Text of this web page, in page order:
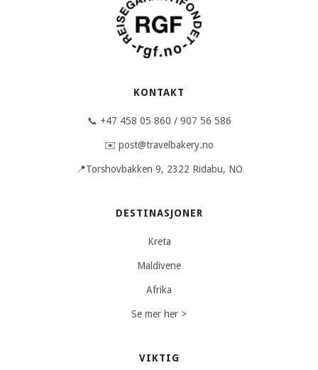
KONTAKT
📞 +47 458 05 860 / 907 56 586
✉️ post@travelbakery.no
📍Torshovbakken 9, 2322 Ridabu, NO
DESTINASJONER
Kreta
Maldivene
Afrika
Se mer her >
VIKTIG